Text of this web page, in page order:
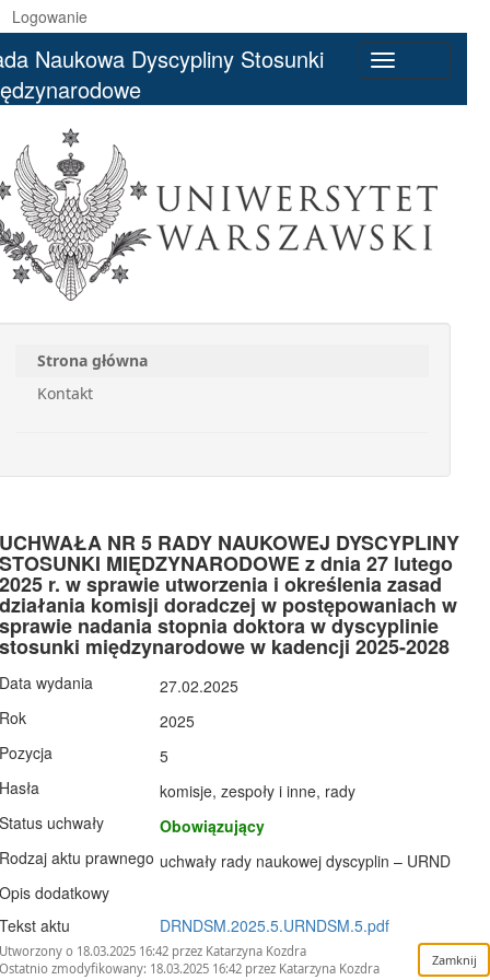
Logowanie
navigation
Naukowa Dyscypliny Stosunki
Strona główna
Kontakt
UCHWAŁA NR 5 RADY NAUKOWEJ DYSCYPLINY
STOSUNKI MIĘDZYNARODOWE z dnia 27 lutego
2025 r. w sprawie utworzenia i określenia zasad
działania komisji doradczej w postępowaniach w
sprawie nadania stopnia doktora w dyscyplinie
stosunki międzynarodowe w kadencji 2025-2028
Data wydania
27.02.2025
Rok
2025
Pozycja
5
Hasła
komisje, zespoły i inne, rady
Status uchwały
Obowiązujący
Rodzaj aktu prawnego uchwały rady naukowej dyscyplin – URND
Opis dodatkowy
Tekst aktu
DRNDSM.2025.5.URNDSM.5.pdf
Utworzony o 18.03.2025 16:42 przez Katarzyna Kozdra
Ostatnio zmodyfikowany: 18.03.2025 16:42 przez Katarzyna Kozdra